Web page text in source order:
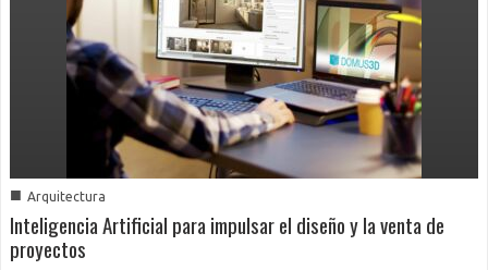
■ Arquitectura
Inteligencia Artificial para impulsar el diseño y la venta de
proyectos